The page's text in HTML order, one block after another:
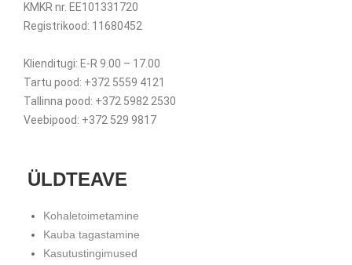
KMKR nr. EE101331720
Registrikood: 11680452
Klienditugi: E-R 9.00 – 17.00
Tartu pood: +372 5559 4121
Tallinna pood: +372 5982 2530
Veebipood: +372 529 9817
ÜLDTEAVE
Kohaletoimetamine
Kauba tagastamine
Kasutustingimused